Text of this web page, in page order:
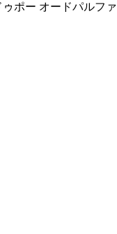
ポー オードパルファ